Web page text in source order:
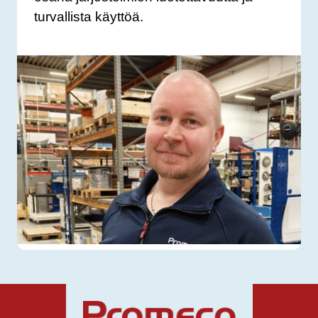
turvallista käyttöä.